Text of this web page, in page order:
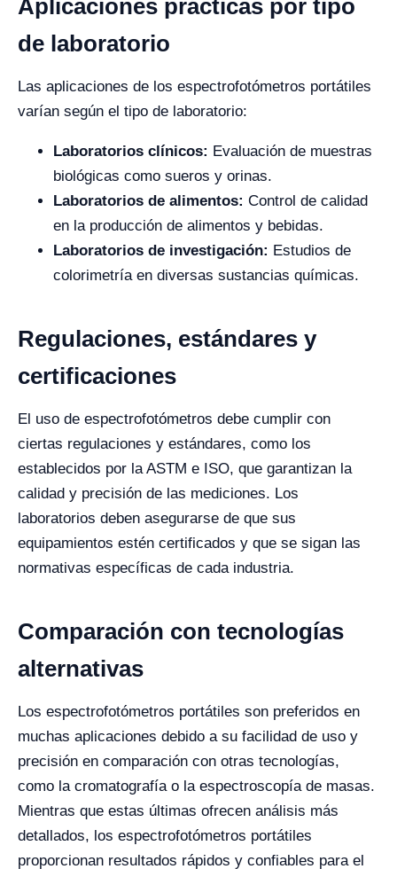
Aplicaciones prácticas por tipo
de laboratorio
Las aplicaciones de los espectrofotómetros portátiles
varían según el tipo de laboratorio:
Laboratorios clínicos: Evaluación de muestras
biológicas como sueros y orinas.
Laboratorios de alimentos: Control de calidad
en la producción de alimentos y bebidas.
Laboratorios de investigación: Estudios de
colorimetría en diversas sustancias químicas.
Regulaciones, estándares y
certificaciones
El uso de espectrofotómetros debe cumplir con
ciertas regulaciones y estándares, como los
establecidos por la ASTM e ISO, que garantizan la
calidad y precisión de las mediciones. Los
laboratorios deben asegurarse de que sus
equipamientos estén certificados y que se sigan las
normativas específicas de cada industria.
Comparación con tecnologías
alternativas
Los espectrofotómetros portátiles son preferidos en
muchas aplicaciones debido a su facilidad de uso y
precisión en comparación con otras tecnologías,
como la cromatografía o la espectroscopía de masas.
Mientras que estas últimas ofrecen análisis más
detallados, los espectrofotómetros portátiles
proporcionan resultados rápidos y confiables para el